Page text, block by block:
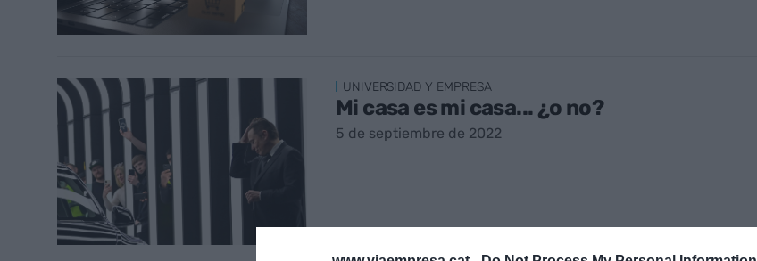
UNIVERSIDAD Y EMPRESA
Mi casa es mi casa... ¿o no?
5 de septiembre de 2022